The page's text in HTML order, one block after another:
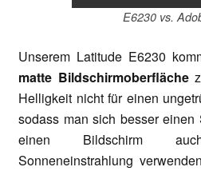
E6230 vs.
Unserem Latitude E6230
matte Bildschirmoberfläche
Helligkeit nicht für einen
sodass man sich besser einen
einen Bildschirm
Sonneneinstrahlung